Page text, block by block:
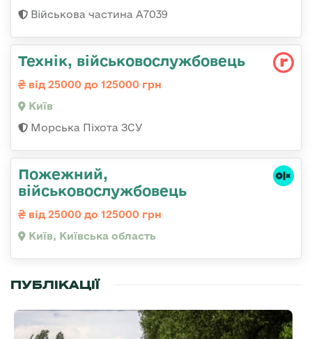
Військова частина А7039
Технік, військовослужбовець
від 25000 до 125000 грн
Київ
Морська Піхота ЗСУ
Пожежний,
військовослужбовець
від 25000 до 125000 грн
Київ, Київська область
ПУБЛІКАЦІЇ